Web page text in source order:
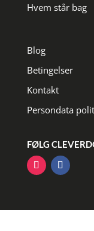
Hvem står bag
Blog
Betingelser
Kontakt
Persondata
FØLG